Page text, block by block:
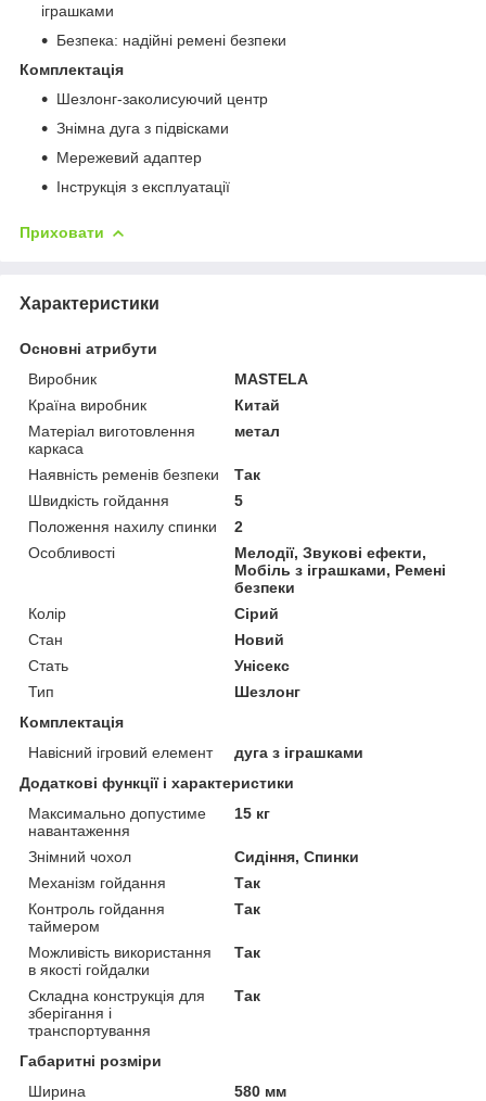
іграшками
Безпека: надійні ремені безпеки
Комплектація
Шезлонг-заколисуючий центр
Знімна дуга з підвісками
Мережевий адаптер
Інструкція з експлуатації
Приховати
Характеристики
Основні атрибути
Виробник
MASTELA
Країна виробник
Китай
Матеріал виготовлення
каркаса
метал
Наявність ременів безпеки
Так
Швидкість гойдання
5
Положення нахилу спинки
2
Особливості
Мелодії, Звукові ефекти,
Мобіль з іграшками, Ремені
безпеки
Колір
Сірий
Стан
Новий
Стать
Унісекс
Тип
Шезлонг
Комплектація
Навісний ігровий елемент
дуга з іграшками
Додаткові функції і характеристики
Максимально допустиме
навантаження
15 кг
Знімний чохол
Сидіння, Спинки
Механізм гойдання
Так
Контроль гойдання
таймером
Так
Можливість використання
в якості гойдалки
Так
Складна конструкція для
зберігання і
транспортування
Так
Габаритні розміри
Ширина
580 мм